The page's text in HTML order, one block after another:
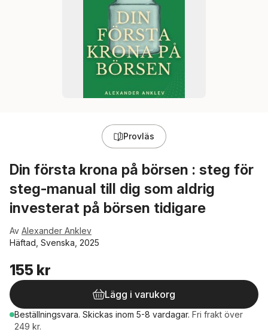
Provläs
Din första krona på börsen : steg för
steg-manual till dig som aldrig
investerat på börsen tidigare
Av Alexander Anklev
Häftad, Svenska, 2025
155 kr
Lägg i varukorg
Beställningsvara. Skickas inom 5-8 vardagar. Fri frakt över
249 kr.